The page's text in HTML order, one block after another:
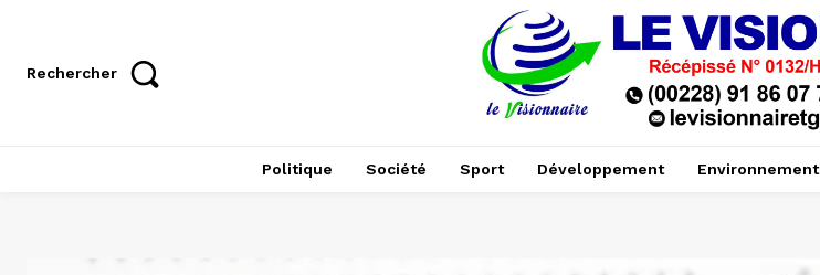
Rechercher
Politique Société Sport Développement Environnement